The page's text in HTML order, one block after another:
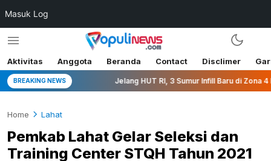
Masuk Log
Aktivitas Anggota Beranda Contact Disclimer
BREAKING NEWS Jelang HUT RI, 3 Sumur Infill Baru di Zona 4 Dukung
Home Lahat
Pemkab Lahat Gelar Seleksi dan
Training Center STQH Tahun 2021